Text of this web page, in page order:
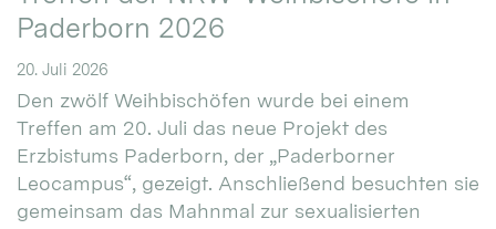
Paderborn 2026
20. Juli 2026
Den zwölf Weihbischöfen wurde bei einem
Treffen am 20. Juli das neue Projekt des
Erzbistums Paderborn, der „Paderborner
Leocampus“, gezeigt. Anschließend besuchten sie
gemeinsam das Mahnmal zur sexualisierten